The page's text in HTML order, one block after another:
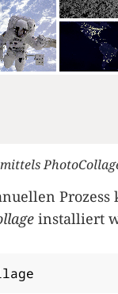
installiert